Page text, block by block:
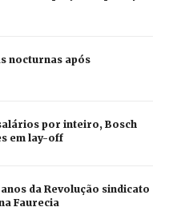
nocturnas após
por inteiro, Bosch
em lay-off
da Revolução sindicato
Faurecia